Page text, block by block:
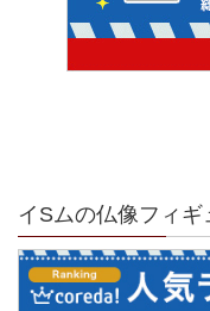
イSムの仏像フィギ